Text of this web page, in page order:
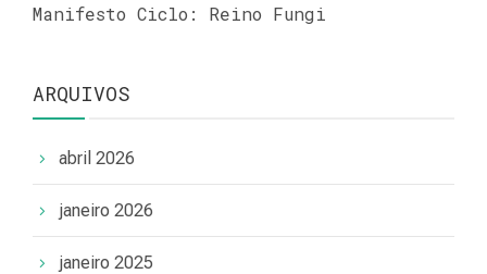
Manifesto Ciclo: Reino Fungi
ARQUIVOS
abril 2026
janeiro 2026
janeiro 2025